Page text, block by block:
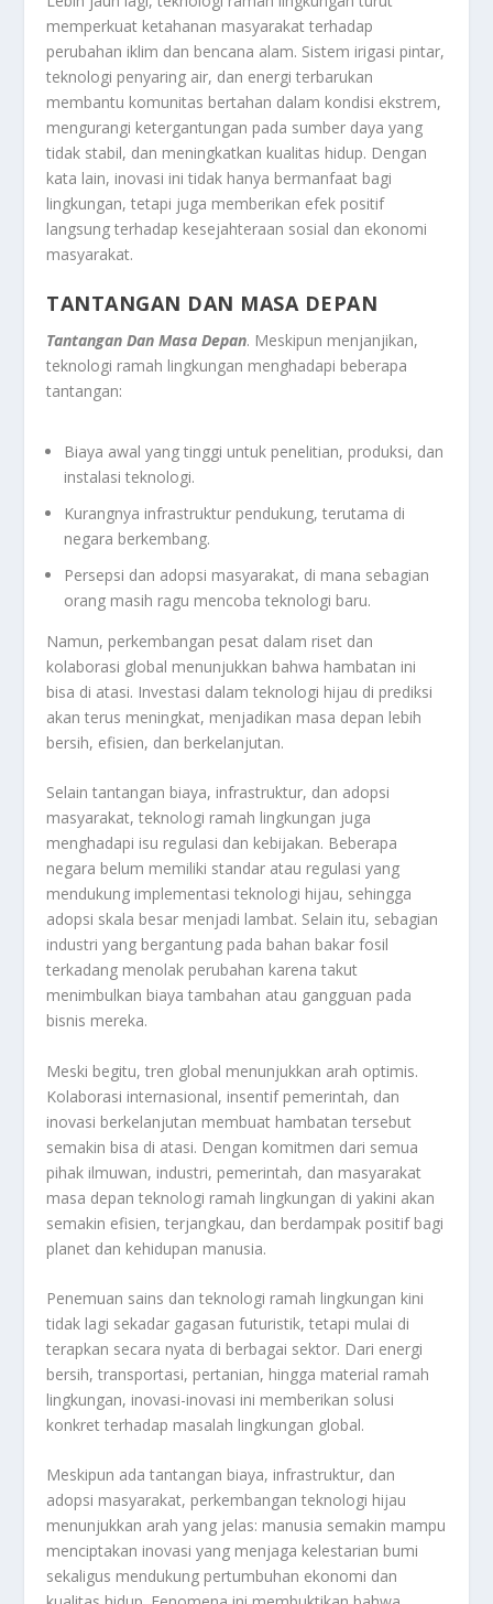
memperkuat ketahanan masyarakat terhadap
perubahan iklim dan bencana alam. Sistem irigasi pintar,
teknologi penyaring air, dan energi terbarukan
membantu komunitas bertahan dalam kondisi ekstrem,
mengurangi ketergantungan pada sumber daya yang
tidak stabil, dan meningkatkan kualitas hidup. Dengan
kata lain, inovasi ini tidak hanya bermanfaat bagi
lingkungan, tetapi juga memberikan efek positif
langsung terhadap kesejahteraan sosial dan ekonomi
masyarakat.
TANTANGAN DAN MASA DEPAN
Tantangan Dan Masa Depan. Meskipun menjanjikan,
teknologi ramah lingkungan menghadapi beberapa
tantangan:
Biaya awal yang tinggi untuk penelitian, produksi, dan
instalasi teknologi.
Kurangnya infrastruktur pendukung, terutama di
negara berkembang.
Persepsi dan adopsi masyarakat, di mana sebagian
orang masih ragu mencoba teknologi baru.
Namun, perkembangan pesat dalam riset dan
kolaborasi global menunjukkan bahwa hambatan ini
bisa di atasi. Investasi dalam teknologi hijau di prediksi
akan terus meningkat, menjadikan masa depan lebih
bersih, efisien, dan berkelanjutan.
Selain tantangan biaya, infrastruktur, dan adopsi
masyarakat, teknologi ramah lingkungan juga
menghadapi isu regulasi dan kebijakan. Beberapa
negara belum memiliki standar atau regulasi yang
mendukung implementasi teknologi hijau, sehingga
adopsi skala besar menjadi lambat. Selain itu, sebagian
industri yang bergantung pada bahan bakar fosil
terkadang menolak perubahan karena takut
menimbulkan biaya tambahan atau gangguan pada
bisnis mereka.
Meski begitu, tren global menunjukkan arah optimis.
Kolaborasi internasional, insentif pemerintah, dan
inovasi berkelanjutan membuat hambatan tersebut
semakin bisa di atasi. Dengan komitmen dari semua
pihak ilmuwan, industri, pemerintah, dan masyarakat
masa depan teknologi ramah lingkungan di yakini akan
semakin efisien, terjangkau, dan berdampak positif bagi
planet dan kehidupan manusia.
Penemuan sains dan teknologi ramah lingkungan kini
tidak lagi sekadar gagasan futuristik, tetapi mulai di
terapkan secara nyata di berbagai sektor. Dari energi
bersih, transportasi, pertanian, hingga material ramah
lingkungan, inovasi-inovasi ini memberikan solusi
konkret terhadap masalah lingkungan global.
Meskipun ada tantangan biaya, infrastruktur, dan
adopsi masyarakat, perkembangan teknologi hijau
menunjukkan arah yang jelas: manusia semakin mampu
menciptakan inovasi yang menjaga kelestarian bumi
sekaligus mendukung pertumbuhan ekonomi dan